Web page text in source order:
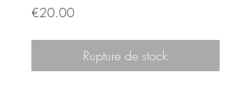
€20.00Prix
Rupture de stock